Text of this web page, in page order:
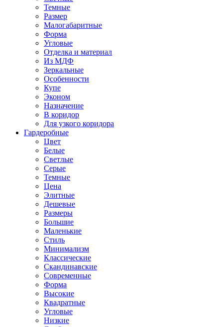
Темные
Размер
Малогабаритные
Форма
Угловые
Отделка и материал
Из МДФ
Зеркальные
Особенности
Купе
Эконом
Назначение
В коридор
Для узкого коридора
Гардеробные
Цвет
Белые
Светлые
Серые
Темные
Цена
Элитные
Дешевые
Размеры
Большие
Маленькие
Стиль
Минимализм
Классические
Скандинавские
Современные
Форма
Высокие
Квадратные
Угловые
Низкие